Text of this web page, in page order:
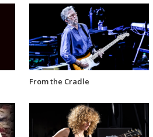
From the Cradle